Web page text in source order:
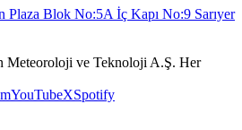
Blok No:5A İç Kapı No:9 Sarıyer
ve Teknoloji A.Ş. Her
YouTubeXSpotify